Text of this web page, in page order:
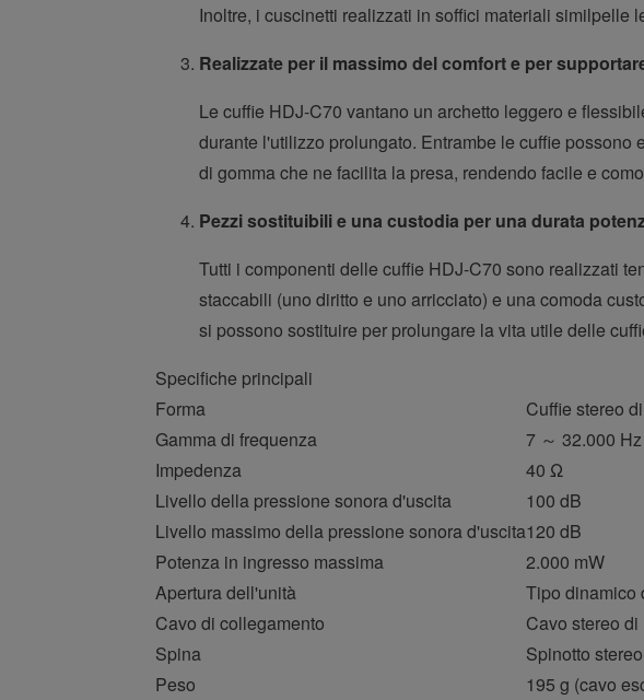
Inoltre, i cuscinetti realizzati in soffici materiali similpelle
Realizzate per il massimo del comfort e per
Le cuffie HDJ-C70 vantano un archetto leggero e
durante l'utilizzo prolungato. Entrambe le cuffie
di gomma che ne facilita la presa, rendendo facile e
Pezzi sostituibili e una custodia per una durata
Tutti i componenti delle cuffie HDJ-C70 sono realizzati
staccabili (uno diritto e uno arricciato) e una comoda
si possono sostituire per prolungare la vita utile delle
Specifiche principali
Forma
Cuffie stereo
Gamma di frequenza
7 ～ 32.000 Hz
Impedenza
40 Ω
Livello della pressione sonora d'uscita
100 dB
Livello massimo della pressione sonora d'uscita120 dB
Potenza in ingresso massima
2.000 mW
Apertura dell'unità
Tipo dinamico
Cavo di collegamento
Cavo stereo
Spina
Spinotto
Peso
195 g (cavo